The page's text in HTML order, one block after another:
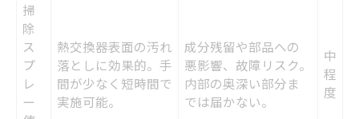
掃
除
ス
プ
レ
ー
熱交換器表面の汚れ
落としに効果的。手
間が少なく短時間で
実施可能。
成分残留や部品への
悪影響、故障リスク。
内部の奥深い部分ま
では届かない。
中
程
度